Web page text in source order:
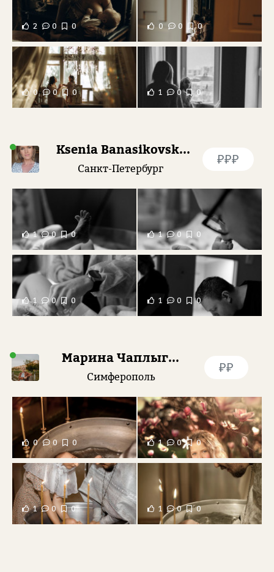
2 0 0 0 0 0
0 0 0 1 0 0
Ksenia Banasikovskaia
Санкт-Петербург
₽₽₽
1 0 0 1 0 0
1 0 0 1 0 0
Марина Чаплыгина
Симферополь
₽₽
0 0 0 1 0 0
1 0 0 1 0 0